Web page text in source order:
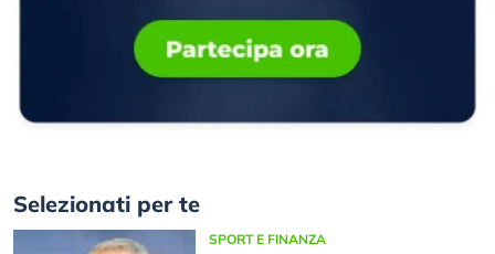
Selezionati per te
SPORT E FINANZA